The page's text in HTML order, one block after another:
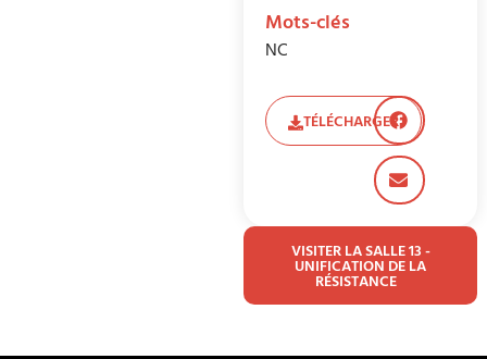
Mots-clés
NC
TÉLÉCHARGER
VISITER LA SALLE 13 -
UNIFICATION DE LA
RÉSISTANCE